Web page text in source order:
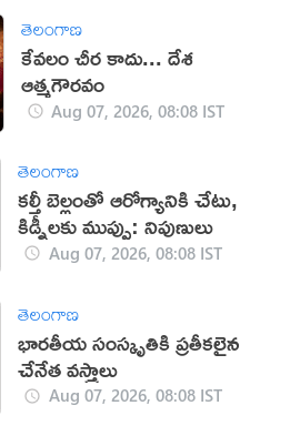
తెలంగాణ
కేవలం చీర కాదు... దేశ
ఆత్మగౌరవం
Aug 07, 2026, 08:08 IST
తెలంగాణ
కల్తీ బెల్లంతో ఆరోగ్యానికి చేటు,
కిడ్నీలకు ముప్పు: నిపుణులు
Aug 07, 2026, 08:08 IST
తెలంగాణ
భారతీయ సంస్కృతికి ప్రతీకలైన
చేనేత వస్త్రాలు
Aug 07, 2026, 08:08 IST